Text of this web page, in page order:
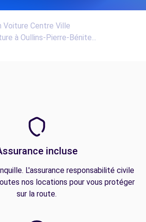
Voiture Centre Ville
à Oullins-Pierre-Bénite...
incluse
L'assurance responsabilité civile
nos locations pour vous protéger
sur la route.